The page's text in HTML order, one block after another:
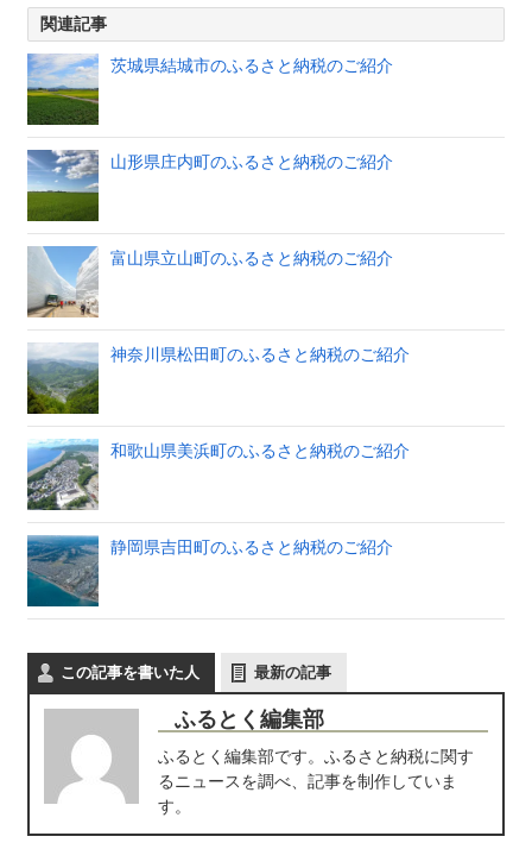
関連記事
茨城県結城市のふるさと納税のご紹介
山形県庄内町のふるさと納税のご紹介
富山県立山町のふるさと納税のご紹介
神奈川県松田町のふるさと納税のご紹介
和歌山県美浜町のふるさと納税のご紹介
静岡県吉田町のふるさと納税のご紹介
この記事を書いた人 最新の記事
ふるとく編集部
ふるとく編集部です。ふるさと納税に関す
るニュースを調べ、記事を制作していま
す。